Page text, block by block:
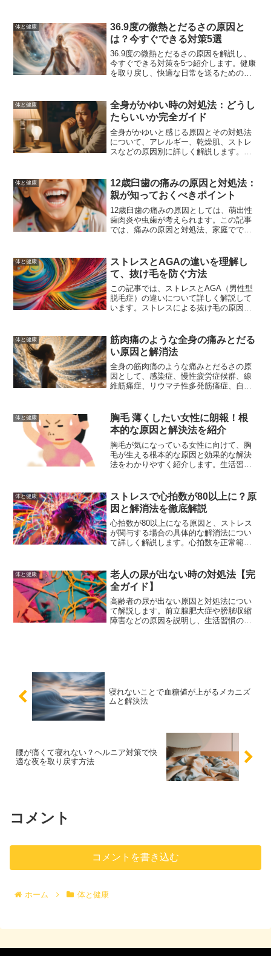
り戻しましょう。
体と健康
36.9度の微熱とだるさの原因と
は？今すぐできる対策5選
36.9度の微熱とだるさの原因を解説し、
今すぐできる対策を5つ紹介します。健康
を取り戻し、快適な日常を送るためのヒ
体と健康
全身がかゆい時の対処法：どうし
たらいいか完全ガイド
全身がかゆいと感じる原因とその対処法
について、アレルギー、乾燥肌、ストレ
スなどの原因別に詳しく解説します。季
体と健康
12歳臼歯の痛みの原因と対処法：
親が知っておくべきポイント
12歳臼歯の痛みの原因としては、萌出性
歯肉炎や虫歯が考えられます。この記事
では、痛みの原因と対処法、家庭ででき
す。
体と健康
ストレスとAGAの違いを理解し
て、抜け毛を防ぐ方法
この記事では、ストレスとAGA（男性型
脱毛症）の違いについて詳しく解説して
います。ストレスによる抜け毛の原因と
また、抜け毛の原因を特定するためのセ
ルフチェックや、専門医に相談するタイ
ミングと方法についても紹介していま
す。この記事を読むことで、抜け毛の原
因を見極め、適切な対策を講じるための
知識を得ることができます。
体と健康
筋肉痛のような全身の痛みとだる
い原因と解消法
全身の筋肉痛のような痛みとだるさの原
因として、感染症、慢性疲労症候群、線
維筋痛症、リウマチ性多発筋痛症、自律
詳しく解説し、症状が続く場合の受診の
目安も紹介します。
体と健康
胸毛 薄くしたい女性に朗報！根
本的な原因と解決法を紹介
胸毛が気になっている女性に向けて、胸
毛が生える根本的な原因と効果的な解決
法をわかりやすく紹介します。生活習慣
で、総合的なケアを提案します。
体と健康
ストレスで心拍数が80以上に？原
因と解消法を徹底解説
心拍数が80以上になる原因と、ストレス
が関与する場合の具体的な解消法につい
て詳しく解説します。心拍数を正常範囲
体と健康
老人の尿が出ない時の対処法【完
全ガイド】
高齢者の尿が出ない原因と対処法につい
て解説します。前立腺肥大症や膀胱収縮
障害などの原因を説明し、生活習慣の改
寝れないことで血糖値が上がるメカニズ
ムと解決法
腰が痛くて寝れない？ヘルニア対策で快
適な夜を取り戻す方法
コメント
コメントを書き込む
ホーム 体と健康